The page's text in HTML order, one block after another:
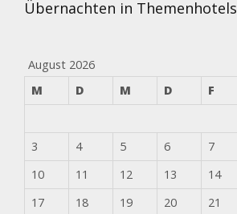
Übernachten in Themenhotels
August 2026
M
D M D F
3
4 5 6 7
10
11 12 13 14
17
18 19 20 21